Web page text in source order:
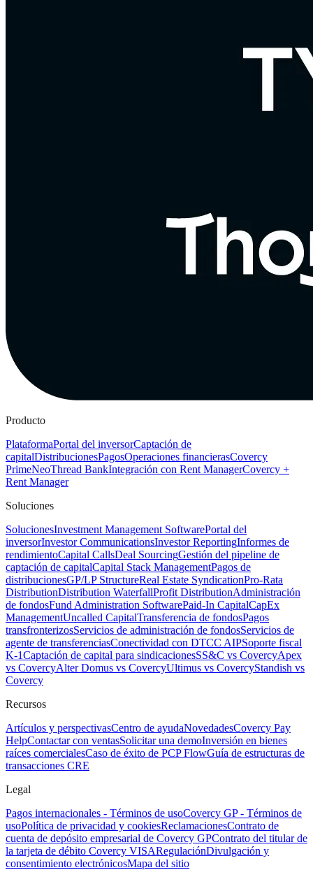
Producto
PlataformaPortal del inversorCaptación de
capitalDistribucionesPagosOperaciones financierasCovercy
PrimeNeoThread BankIntegración con Rent ManagerCovercy +
Rent Manager
Soluciones
SolucionesInvestment Management SoftwarePortal del
inversorInvestor CommunicationsInvestor ReportingInformes de
rendimientoCapital CallsDeal SourcingGestión del pipeline de
captación de capitalCapital Stack ManagementPagos de
distribucionesGP/LP StructureReal Estate SyndicationPro-Rata
DistributionDistribution WaterfallProfit DistributionAdministración
de fondosFund Administration SoftwarePaid-In CapitalCapEx
ManagementUncalled CapitalTransferencia de fondosPagos
transfronterizosServicios de administración de fondosServicios de
agente de transferenciasConectividad con DTCC AIPSoporte fiscal
K-1Captación de capital para sindicacionesSS&C vs CovercyApex
vs CovercyAlter Domus vs CovercyUltimus vs CovercyStandish vs
Covercy
Recursos
Artículos y perspectivasCentro de ayudaNovedadesCovercy Pay
HelpContactar con ventasSolicitar una demoInversión en bienes
raíces comercialesCaso de éxito de PCP FlowGuía de estructuras de
transacciones CRE
Legal
Pagos internacionales - Términos de usoCovercy GP - Términos de
usoPolítica de privacidad y cookiesReclamacionesContrato de
cuenta de depósito empresarial de Covercy GPContrato del titular de
la tarjeta de débito Covercy VISARegulaciónDivulgación y
consentimiento electrónicosMapa del sitio